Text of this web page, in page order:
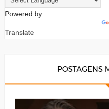
Powered by
Translate
POSTAGENS